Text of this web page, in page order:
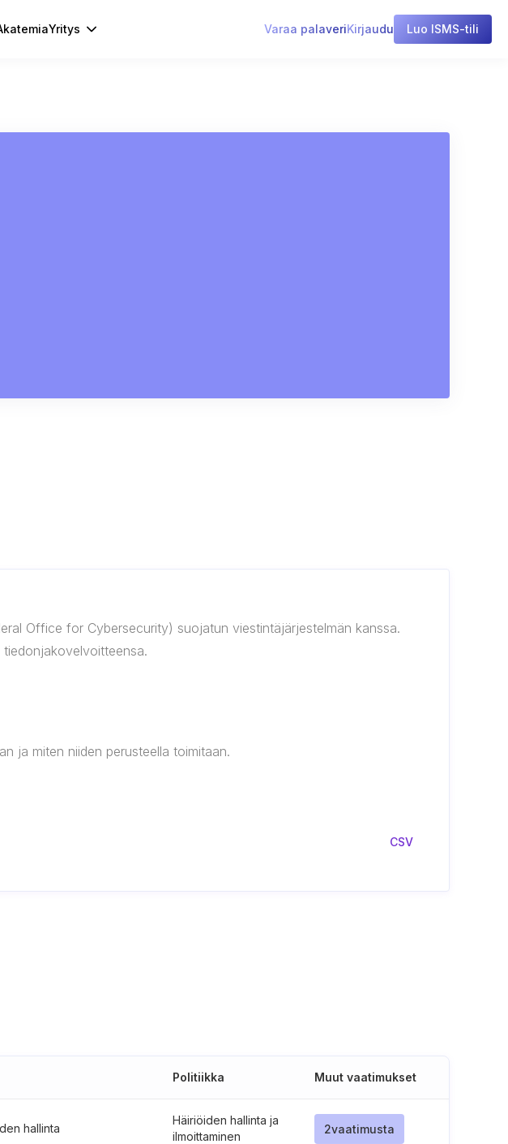
Yritys Varaa palaveriKirjaudu Luo ISMS-tili
Office for Cybersecurity) suojatun viestintäjärjestelmän kanssa.
ja miten niiden perusteella toimitaan.
CSV
Politiikka Muut vaatimukset
hallinta
Häiriöiden hallinta ja
ilmoittaminen
2vaatimusta